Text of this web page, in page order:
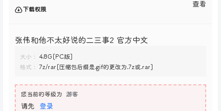
下载权限
查看
张伟和他不太好说的二三事2 官方中文
大小：
4.8G[PC版]
格式：
7z/rar[压缩包后缀是.gif的更改为.7z或.rar]
您当前的等级为 游客
请先 登录